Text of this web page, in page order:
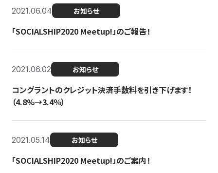
2021.06.04 お知らせ
「SOCIALSHIP2020 Meetup!」のご報告！
2021.06.02 お知らせ
コングラントのクレジット決済手数料を引き下げます！
（4.8%→3.4％）
2021.05.14 お知らせ
「SOCIALSHIP2020 Meetup!」のご案内！